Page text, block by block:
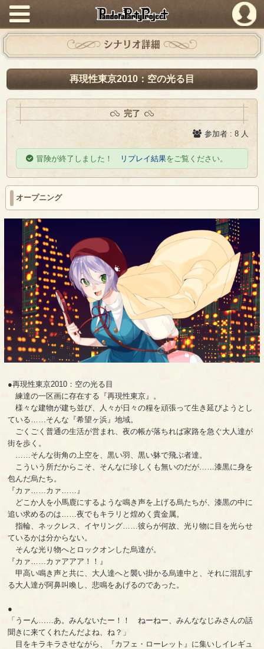
PandoraPartyProject
シナリオ詳細
再現性東京2010：空の光る目
完了
参加者 : 8 人
冒険が終了しました！ リプレイ結果をご覧ください。
オープニング
●再現性東京2010：空の光る目
練達の一区画に存在する『再現性東京』。
様々な建物が建ち並び、人々が日々の糧を頑張って生き延びようとし
ている……そんな『希望ヶ浜』地域。
ごくごく普通の生活が営まれ、夜の帳が落ちれば家路を急ぐ大人達が
街を歩く。
……そんな街角の上空を、黒い羽、黒い躰で飛ぶ者達。
こういう所だからこそ、そんなに珍しくも無いのだが……漆黒に身を
包んだ烏たち。
『カァ……カァ……』
どこか人を小馬鹿にするような鳴き声を上げる烏たちが、漆黒の中に
追い求めるのは……夜でもキラリと煌めく貴金属。
指輪、ネックレス、イヤリング……彼らが何故、光り物に目を光らせ
ているかは分からない。
そんな光り物へとロックオンした烏達が。
『カァ……カァアアア！！』
甲高い鳴き声と共に、大人達へと襲い掛かる烏連中と、それに混乱す
る大人達が阿鼻叫喚し、悲鳴をあげるのであった。
●
「うーん……あ。みんないたー！！ ねーねー、みんななじみさんの話
聞きに来てくれたんだよね、ね？」
目をキラキラさせながら、『カフェ・ローレット』に集いしイレギュ